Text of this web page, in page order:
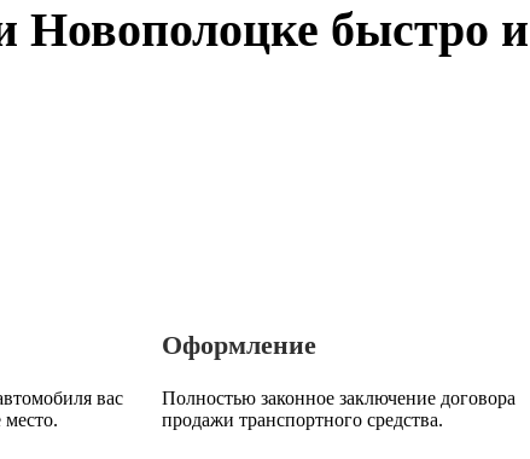
Новополоцке быстро
вас
место.
Оформление
Полностью законное заключение договора
продажи транспортного средства.